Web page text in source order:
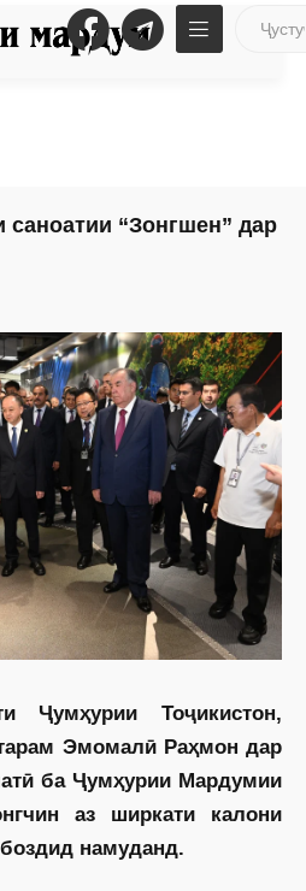
саноатии “Зонгшен” дар
Ҷумҳурии Тоҷикистон,
Эмомалӣ Раҳмон дар
ба Ҷумҳурии Мардумии
аз ширкати калони
намуданд.